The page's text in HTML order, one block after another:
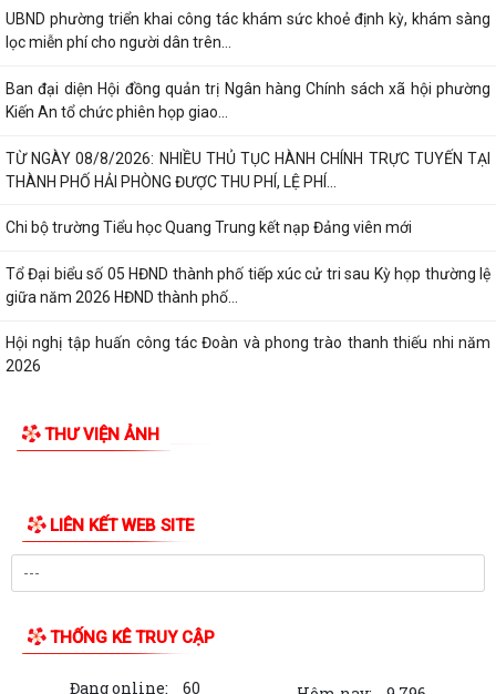
UBND phường triển khai công tác khám sức khoẻ định kỳ, khám sàng
lọc miễn phí cho người dân trên...
Ban đại diện Hội đồng quản trị Ngân hàng Chính sách xã hội phường
Kiến An tổ chức phiên họp giao...
TỪ NGÀY 08/8/2026: NHIỀU THỦ TỤC HÀNH CHÍNH TRỰC TUYẾN TẠI
THÀNH PHỐ HẢI PHÒNG ĐƯỢC THU PHÍ, LỆ PHÍ...
Chi bộ trường Tiểu học Quang Trung kết nạp Đảng viên mới
Tổ Đại biểu số 05 HĐND thành phố tiếp xúc cử tri sau Kỳ họp thường lệ
giữa năm 2026 HĐND thành phố...
Hội nghị tập huấn công tác Đoàn và phong trào thanh thiếu nhi năm
2026
THƯ VIỆN ẢNH
LIÊN KẾT WEB SITE
THỐNG KÊ TRUY CẬP
Đang online: 60